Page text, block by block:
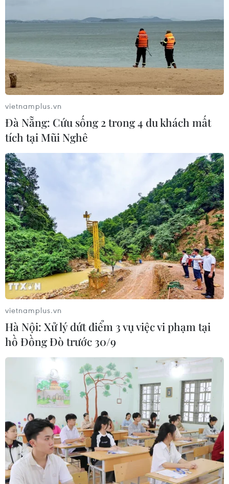
vietnamplus.vn
Đà Nẵng: Cứu sống 2 trong 4 du khách mất
tích tại Mũi Nghê
vietnamplus.vn
Hà Nội: Xử lý dứt điểm 3 vụ việc vi phạm tại
hồ Đồng Đò trước 30/9